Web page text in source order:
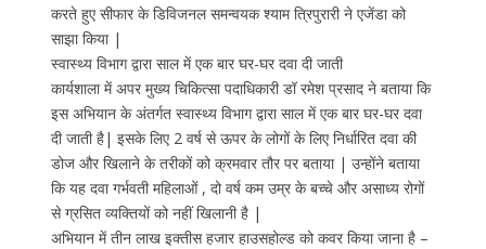
करते हुए सीफार के डिविजनल समन्वयक श्याम त्रिपुरारी ने एजेंडा को
साझा किया |
स्वास्थ्य विभाग द्वारा साल में एक बार घर-घर दवा दी जाती
कार्यशाला में अपर मुख्य चिकित्सा पदाधिकारी डॉ रमेश प्रसाद ने बताया कि
इस अभियान के अंतर्गत स्वास्थ्य विभाग द्वारा साल में एक बार घर-घर दवा
दी जाती है| इसके लिए 2 वर्ष से ऊपर के लोगों के लिए निर्धारित दवा की
डोज और खिलाने के तरीकों को क्रमवार तौर पर बताया | उन्होंने बताया
कि यह दवा गर्भवती महिलाओं , दो वर्ष कम उम्र के बच्चे और असाध्य रोगों
से ग्रसित व्यक्तियों को नहीं खिलानी है |
अभियान में तीन लाख इक्तीस हजार हाउसहोल्ड को कवर किया जाना है –